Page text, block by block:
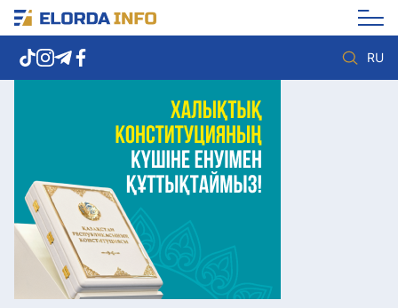
RU
Елорда жаңалықтары
Көзқарас
Саясат
Видео
Әлеумет
Экономика
Спорт
Мәдениет